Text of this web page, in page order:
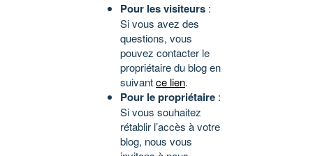
Pour les visiteurs :
Si vous avez des
questions, vous
pouvez contacter le
propriétaire du blog en
suivantce lien.
Pour le propriétaire :
Si vous souhaitez
rétablir l’accès à votre
blog, nous vous